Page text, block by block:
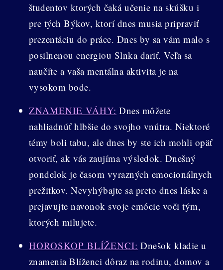
študentov ktorých čaká učenie na skúšku i
pre tých Býkov, ktorí dnes musia pripraviť
prezentáciu do práce. Dnes by sa vám malo s
posilnenou energiou Slnka dariť. Veľa sa
naučíte a vaša mentálna aktivita je na
vysokom bode.
ZNAMENIE VÁHY: Dnes môžete
nahliadnúť hlbšie do svojho vnútra. Niektoré
témy boli tabu, ale dnes by ste ich mohli opäť
otvoriť, ak vás zaujíma výsledok. Dnešný
pondelok je časom vyrazných emocionálnych
prežitkov. Nevyhýbajte sa preto dnes láske a
prejavujte navonok svoje emócie voči tým,
ktorých milujete.
HOROSKOP BLÍŽENCI: Dnešok kladie u
znamenia Blíženci dôraz na rodinu, domov a